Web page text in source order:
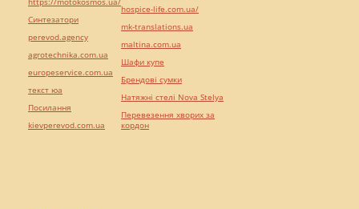
Синтезатори
perevod.agency
agrotechnika.com.ua
europeservice.com.ua
текст юа
Посилання
kievperevod.com.ua
hospice-life.com.ua/
mk-translations.ua
maltina.com.ua
Шафи купе
Брендові сумки
Натяжні стелі Nova Stelya
Перевезення хворих за
кордон